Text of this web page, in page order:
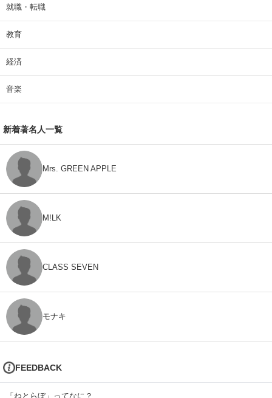
就職・転職
教育
経済
音楽
新着著名人一覧
Mrs. GREEN APPLE
M!LK
CLASS SEVEN
モナキ
FEEDBACK
「ねとらぼ」ってなに？